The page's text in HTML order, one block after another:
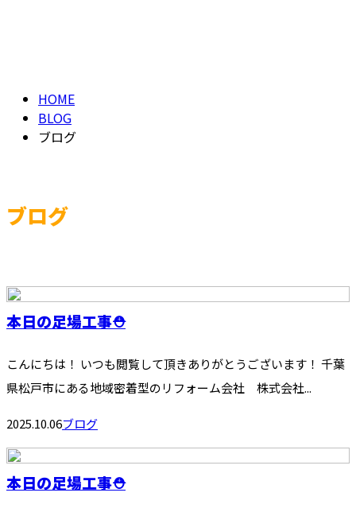
HOME
BLOG
ブログ
ブログ
本日の足場工事⛑️
こんにちは！ いつも閲覧して頂きありがとうございます！ 千葉
県松戸市にある地域密着型のリフォーム会社 株式会社...
2025.10.06ブログ
本日の足場工事⛑️